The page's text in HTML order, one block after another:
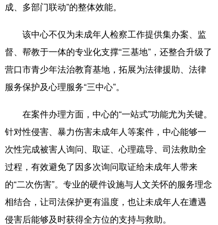
成、多部门联动”的整体效能。
该中心不仅为未成年人检察工作提供集办案、监
督、帮教于一体的专业化支撑“三基地”，还整合升级了
营口市青少年法治教育基地，拓展为法律援助、法律
服务保护及心理服务“三中心”。
在案件办理方面，中心的“一站式”功能尤为关键。
针对性侵害、暴力伤害未成年人等案件，中心能够一
次性完成被害人询问、取证、心理疏导、司法救助全
过程，有效避免了因多次询问取证给未成年人带来
的“二次伤害”。专业的硬件设施与人文关怀的服务理念
相结合，让司法保护更有温度，也让未成年人在遭遇
侵害后能够及时获得全方位的支持与救助。